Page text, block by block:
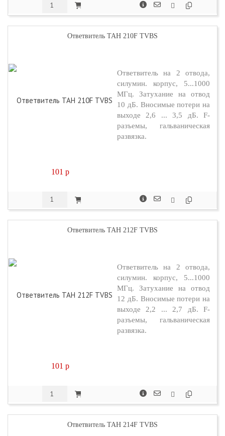
Ответвитель TAH 210F TVBS
101 p
Ответвитель на 2 отвода,
силумин. корпус, 5...1000
МГц. Затухание на отвод
10 дБ. Вносимые потери на
выходе 2,6 ... 3,5 дБ. F-
разъемы, гальваническая
развязка.
Ответвитель TAH 212F TVBS
101 p
Ответвитель на 2 отвода,
силумин. корпус, 5...1000
МГц. Затухание на отвод
12 дБ. Вносимые потери на
выходе 2,2 ... 2,7 дБ. F-
разъемы, гальваническая
развязка.
Ответвитель TAH 214F TVBS